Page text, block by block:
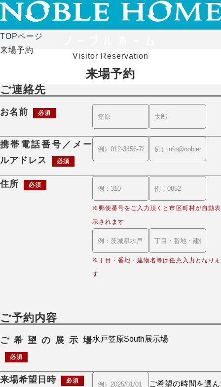
TOPページ
来場予約
Visitor Reservation
来場予約
ご連絡先
お名前 必須
携帯電話番号／メー
ルアドレス
必須
住所 必須
※郵便番号をご入力頂くと市区町村が自動表
示されます
※丁目・番地・建物名等は任意入力となりま
す
ご予約内容
ご希望の展示場
必須
来場希望日時 必須